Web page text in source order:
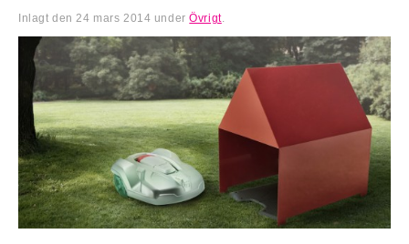
Inlagt den 24 mars 2014 underÖvrigt.